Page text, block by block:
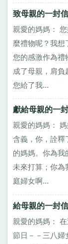
致母親的一封
親愛的媽媽：
麼禮物呢？我想
您的感激作為禮
成了母親，肩負
您給了我...
獻給母親的一
親愛的媽媽：
含義，你，詮釋
的媽媽。你為我
未來打算；你為
庭婦女啊...
給母親的一封
親愛的媽媽：
節日－－三八婦